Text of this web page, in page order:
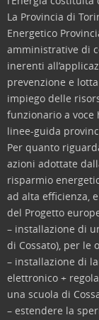
La Provincia di
Energetico
amministrative di
inerenti
prevenzione e
impiego delle
funzionario a voce
linee-guida
Per quanto
azioni adottate
risparmio
ad alta efficienza,
del Progetto
– installazione di
di Cossato), per le
– installazione di
elettronico +
una scuola di
– estendere la